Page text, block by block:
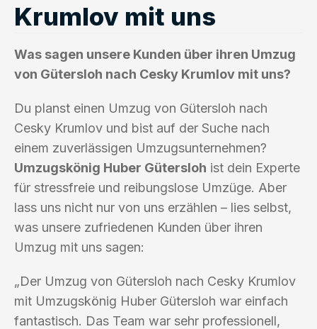
Krumlov mit uns
Was sagen unsere Kunden über ihren Umzug
von Gütersloh nach Cesky Krumlov mit uns?
Du planst einen Umzug von Gütersloh nach
Cesky Krumlov und bist auf der Suche nach
einem zuverlässigen Umzugsunternehmen?
Umzugskönig Huber Gütersloh ist dein Experte
für stressfreie und reibungslose Umzüge. Aber
lass uns nicht nur von uns erzählen – lies selbst,
was unsere zufriedenen Kunden über ihren
Umzug mit uns sagen:
„Der Umzug von Gütersloh nach Cesky Krumlov
mit Umzugskönig Huber Gütersloh war einfach
fantastisch. Das Team war sehr professionell,